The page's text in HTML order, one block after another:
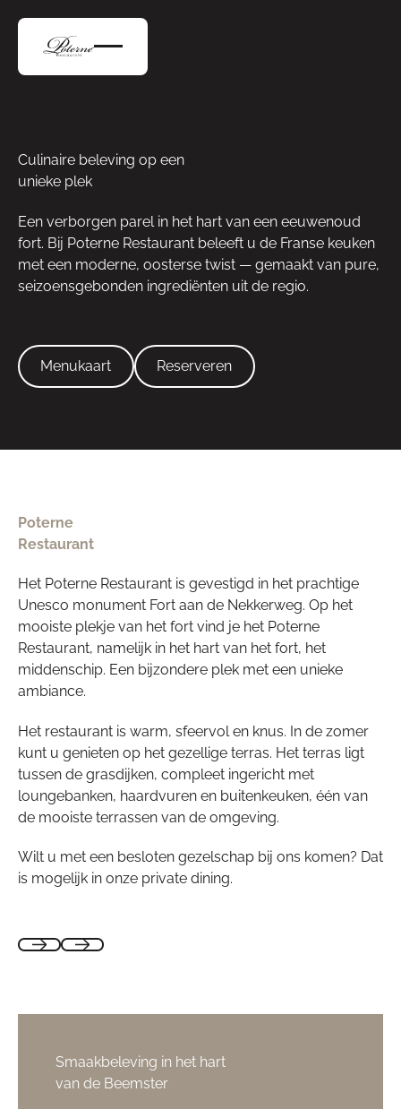
Culinaire beleving op een
unieke plek
Een verborgen parel in het hart van een eeuwenoud
fort. Bij Poterne Restaurant beleeft u de Franse keuken
met een moderne, oosterse twist — gemaakt van pure,
seizoensgebonden ingrediënten uit de regio.
Menukaart Reserveren
Poterne
Restaurant
Het Poterne Restaurant is gevestigd in het prachtige
Unesco monument Fort aan de Nekkerweg. Op het
mooiste plekje van het fort vind je het Poterne
Restaurant, namelijk in het hart van het fort, het
middenschip. Een bijzondere plek met een unieke
ambiance.
Het restaurant is warm, sfeervol en knus. In de zomer
kunt u genieten op het gezellige terras. Het terras ligt
tussen de grasdijken, compleet ingericht met
loungebanken, haardvuren en buitenkeuken, één van
de mooiste terrassen van de omgeving.
Wilt u met een besloten gezelschap bij ons komen? Dat
is mogelijk in onze private dining.
Smaakbeleving in het hart
van de Beemster